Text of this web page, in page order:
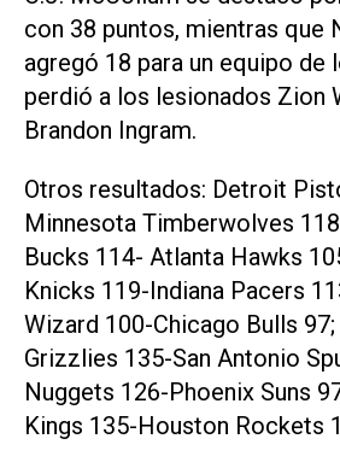
con 38 puntos, mientras que
agregó 18 para un equipo de
perdió a los lesionados Zion
Brandon Ingram.
Otros resultados: Detroit
Minnesota Timberwolves
Bucks 114- Atlanta Hawks
Knicks 119-Indiana Pacers
Wizard 100-Chicago Bulls
Grizzlies 135-San Antonio
Nuggets 126-Phoenix Suns
Kings 135-Houston Rockets